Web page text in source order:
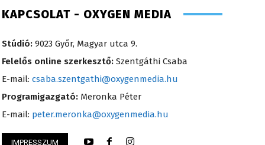
KAPCSOLAT - OXYGEN MEDIA
Stúdió: 9023 Győr, Magyar utca 9.
Felelős online szerkesztő: Szentgáthi Csaba
E-mail: csaba.szentgathi@oxygenmedia.hu
Programigazgató: Meronka Péter
E-mail: peter.meronka@oxygenmedia.hu
IMPRESSZUM